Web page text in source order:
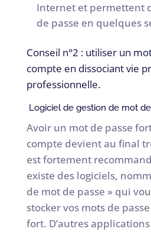
Internet et permettent
de passe en quelques
Conseil n°2 : utiliser un
compte en dissociant vie
professionnelle.
Logiciel de gestion de mot
Avoir un mot de passe
compte devient au final
est fortement
existe des logiciels,
de mot de passe » qui
stocker vos mots de
fort. D’autres